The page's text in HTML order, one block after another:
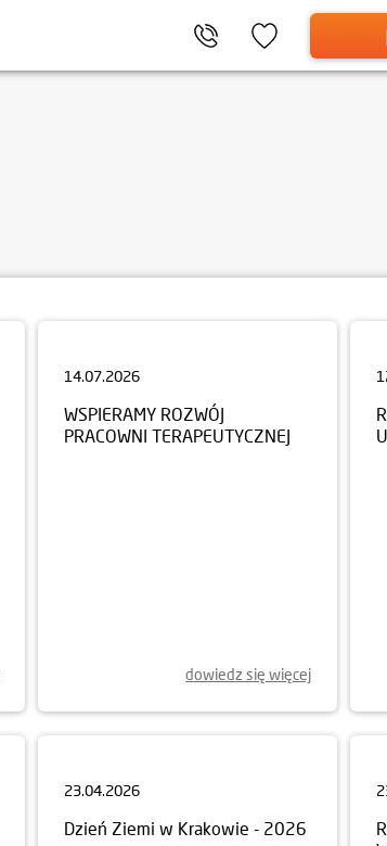
LOKALE USŁUGOWE
WSPIERAMY ROZWÓJ
PRACOWNI TERAPEUTYCZNEJ
dowiedz się więcej
Dzień Ziemi w Krakowie - 2026